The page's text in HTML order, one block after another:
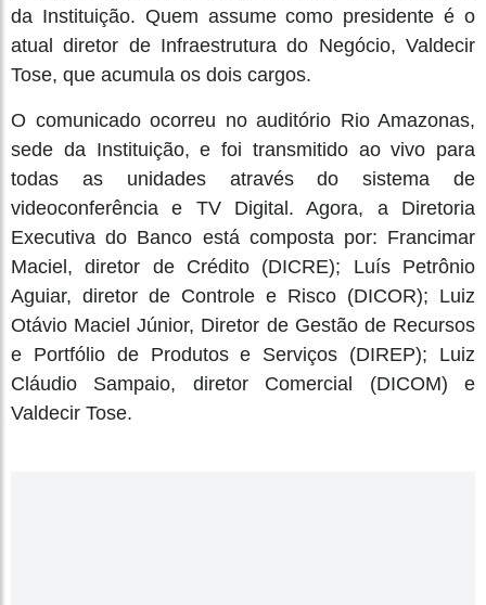
da Instituição. Quem assume como presidente é o
atual diretor de Infraestrutura do Negócio, Valdecir
Tose, que acumula os dois cargos.
O comunicado ocorreu no auditório Rio Amazonas,
sede da Instituição, e foi transmitido ao vivo para
todas as unidades através do sistema de
videoconferência e TV Digital. Agora, a Diretoria
Executiva do Banco está composta por: Francimar
Maciel, diretor de Crédito (DICRE); Luís Petrônio
Aguiar, diretor de Controle e Risco (DICOR); Luiz
Otávio Maciel Júnior, Diretor de Gestão de Recursos
e Portfólio de Produtos e Serviços (DIREP); Luiz
Cláudio Sampaio, diretor Comercial (DICOM) e
Valdecir Tose.